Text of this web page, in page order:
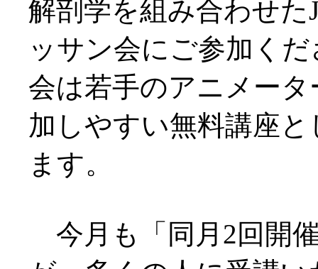
解剖学を組み合わせた
ッサン会にご参加く
会は若手のアニメー
加しやすい無料講座
ます。
今月も「同月2回開